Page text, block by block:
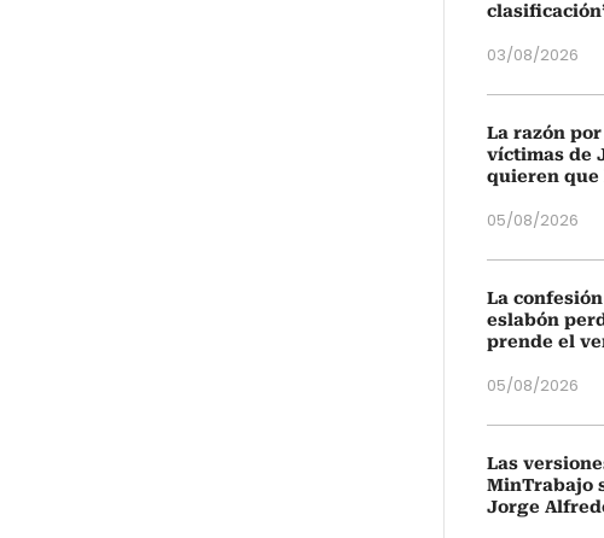
03/08/2026
La razón
víctimas de
quieren que
05/08/2026
La
eslabón
prende el
05/08/2026
Las
MinTrabajo
Jorge